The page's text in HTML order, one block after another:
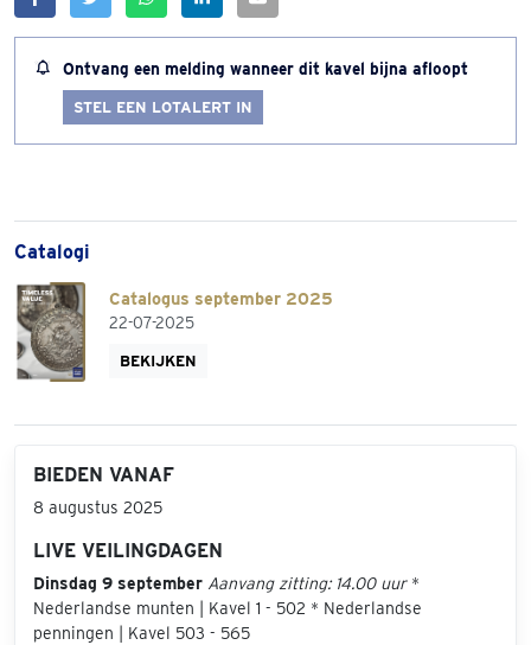
Ontvang een melding wanneer dit kavel bijna afloopt
STEL EEN LOTALERT IN
Catalogi
Catalogus september 2025
22-07-2025
BEKIJKEN
BIEDEN VANAF
8 augustus 2025
LIVE VEILINGDAGEN
Dinsdag 9 september Aanvang zitting: 14.00 uur*
Nederlandse munten | Kavel 1 - 502 * Nederlandse
penningen | Kavel 503 - 565